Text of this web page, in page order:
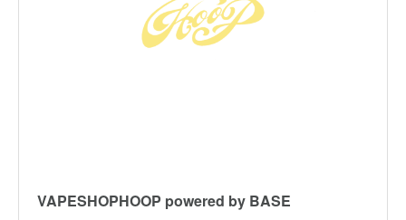
VAPESHOPHOOP powered by BASE